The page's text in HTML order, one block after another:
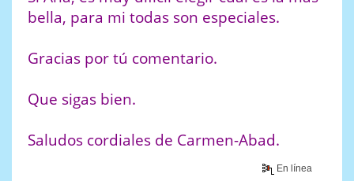
bella, para mi todas son especiales.
Gracias por tú comentario.
Que sigas bien.
Saludos cordiales de Carmen-Abad.
En línea